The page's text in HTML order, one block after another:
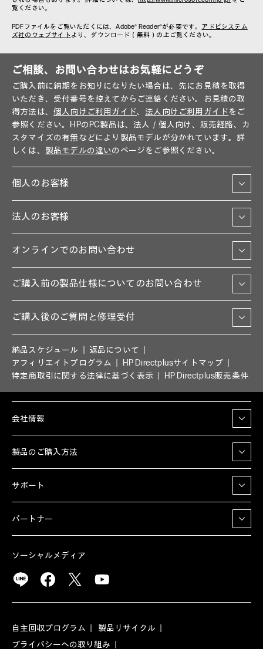
覧ください。
PDFファイルをご覧いただくには、Adobe® Reader®が必要です。 アドビシステム
ズ社のウェブサイト より、ダウンロード（無料）の上ご覧ください。
ご相談、お問い合わせはお気軽にどうぞ
ご購入前に納期をお知りになりたい場合は、先にお見積を取得
いただき、受付番号を控えてからご連絡ください。お見積の取
得方法は、 個人向けご利用ガイド、 法人向けご利用ガイドをご
参照ください。HPのPC製品は、法人／個人向け、販売経路、カ
スタマイズの有無などにより製品モデルが分かれています。詳
しくは、 製品モデルの違いのページをご参照ください。
個人のお客様
法人のお客様
オンラインでのお問い合わせ
ご購入前の製品仕様についてのお問い合わせ
ご購入後のご質問と修理受付
納品スケジュール
返品について
アフィリエイトプログラム
HP Directplusサイトマップ
特定商取引に関する法律に基づく表示
HP Directplus販売条件
会社情報
製品のご購入方法
サポート
パートナー
ソーシャルメディア
自主回収プログラム
製品リサイクル
プライバシーへの取り組み